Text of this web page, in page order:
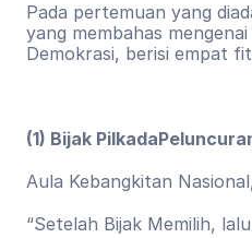
Pada pertemuan yang
yang membahas
Demokrasi, berisi empat
(1) Bijak
Aula Kebangkitan
“Setelah Bijak Memilih,